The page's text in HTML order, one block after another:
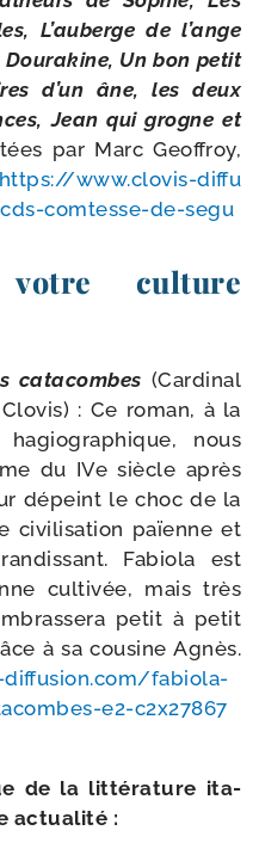
L’auberge de l’ange
Un bon petit
d’un âne, les deux
Jean qui grogne et
par Marc Geoffroy,
https://​www​.clo​vis​-dif​fu​
​c​o​m​t​e​s​s​e​-​d​e​-​s​e​g​u​
culture
cata­combes (Cardinal
: Ce roman, à la
nous
du IVe siècle après
dépeint le choc de la
civi­li­sa­tion païenne et
Fabiola est
culti­vée, mais très
petit à petit
à sa cou­sine Agnès.
​f​a​b​i​o​l​a​-​
​e​2​-​c​2​x​2​7​8​6​7​
de la lit­té­ra­ture ita­
actualité :